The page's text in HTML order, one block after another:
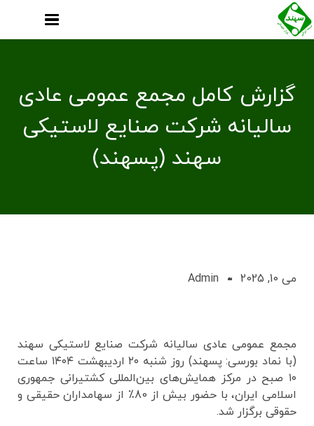
گزارش کامل مجمع عمومی عادی
سالیانه شرکت صنایع لاستیکی
سهند (پسهند)
می 10, 2025 Admin
مجمع عمومی عادی سالیانه شرکت صنایع لاستیکی سهند
(با نماد بورسی: پسهند) روز شنبه ۲۰ اردیبهشت ۱۴۰۴ ساعت
۱۰ صبح در مرکز همایش‌های بین‌المللی کشتیرانی جمهوری
اسلامی ایران، با حضور بیش از 80٪ از سهامداران حقیقی و
حقوقی برگزار شد.